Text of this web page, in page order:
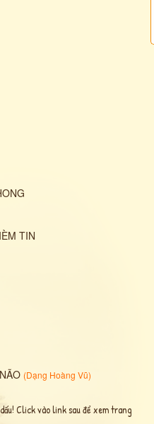
TIN
(Dạng Hoàng Vũ)
Click vào link sau để xem trang